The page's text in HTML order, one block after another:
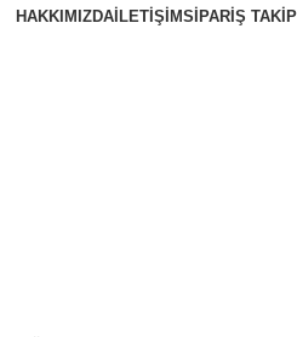
HAKKIMIZDA İLETIŞIMSIPARIŞ TAKIP